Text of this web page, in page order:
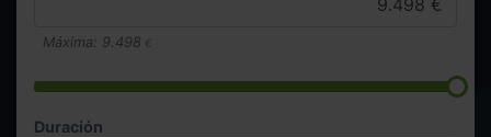
Máxima: 9.498 €
Duración